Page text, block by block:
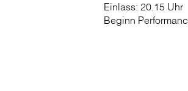
Einlass: 20.15 Uhr
Beginn